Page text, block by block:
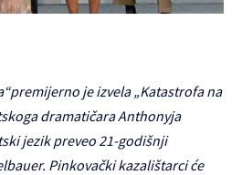
je izvela „Katastrofa na
dramatičara Anthonyja
jezik preveo 21-godišnji
Pinkovački kazalištarci će